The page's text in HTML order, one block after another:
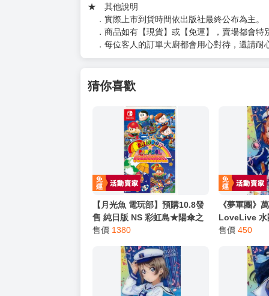
★ 其他說明
．實際上市到貨時間依出版社最終公布為主。
．商品如有【現貨】或【免運】，賣場都會特
．每位客人的訂單大廚都會用心對待，還請耐
猜你喜歡
【月光魚 電玩部】預購10.8發
售 純日版 NS 彩虹島★陽傘之
星 合輯 レインボー★パラソル
售價 1380
《夢軍團》
LoveLive 水
金屬質感卡
售價 450